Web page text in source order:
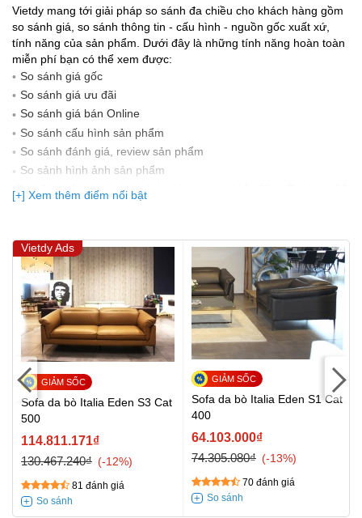
Vietdy mang tới giải pháp so sánh đa chiều cho khách hàng gồm
so sánh giá, so sánh thông tin - cấu hình - nguồn gốc xuất xứ,
tính năng của sản phẩm. Dưới đây là những tính năng hoàn toàn
miễn phí bạn có thể xem được:
So sánh giá gốc
So sánh giá ưu đãi
So sánh giá bán Online
So sánh cấu hình sản phẩm
So sánh đánh giá, review sản phẩm
So sảnh hình ảnh sản phẩm
(Bạn đang được xem so sánh giá, xem giá biến động Realtime 10
lần cập nhật gần nhất)
[+] Xem thêm điểm nổi bật
Vietdy Ads
Sofa da bò Italia Eden S3 Cat
500
114.811.171₫
130.467.240₫
-12%
81 đánh giá
Sofa da bò Italia Eden S1 Cat
400
64.103.000₫
74.305.080₫
-13%
70 đánh giá